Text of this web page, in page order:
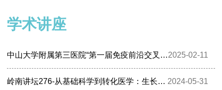
学术讲座
2025-02-11
中山大学附属第三医院“第一届免疫前沿交叉科学论坛”暨神经免疫与健康长寿研究中心揭牌仪式会议通知
2024-05-31
岭南讲坛276-从基础科学到转化医学：生长因子和离子通道研究的深入